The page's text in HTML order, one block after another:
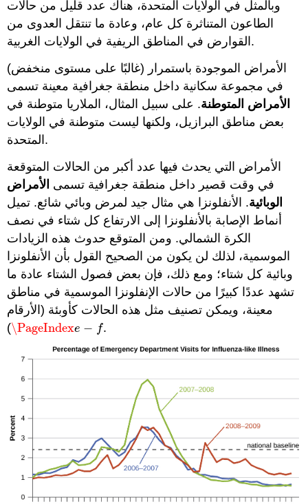
وبالمثل في الولايات المتحدة، هناك عدد قليل من حالات
الطاعون المتناثرة كل عام، وعادة ما تنتقل العدوى من
القوارض في المناطق الريفية في الولايات الغربية.
الأمراض الموجودة باستمرار (غالبًا على مستوى منخفض)
في مجموعة سكانية داخل منطقة جغرافية معينة تسمى
الأمراض المتوطنة. على سبيل المثال، الملاريا متوطنة في
بعض مناطق البرازيل، ولكنها ليست متوطنة في الولايات
المتحدة.
الأمراض التي يحدث فيها عدد أكبر من الحالات المتوقعة
في وقت قصير داخل منطقة جغرافية تسمى الأمراض
الوبائية. الأنفلونزا هي مثال جيد لمرض وبائي شائع. تميل
أنماط الإصابة بالأنفلونزا إلى الارتفاع كل شتاء في نصف
الكرة الشمالي. ومن المتوقع حدوث هذه الزيادات
الموسمية، لذلك لن يكون من الصحيح القول بأن الأنفلونزا
وبائية كل شتاء؛ ومع ذلك، فإن بعض فصول الشتاء عادة ما
تشهد عددًا كبيرًا من حالات الإنفلونزا الموسمية في مناطق
معينة، ويمكن تصنيف مثل هذه الحالات كأوبئة (الأرقام
\PageIndexe − f
\PageIndexe −f ).